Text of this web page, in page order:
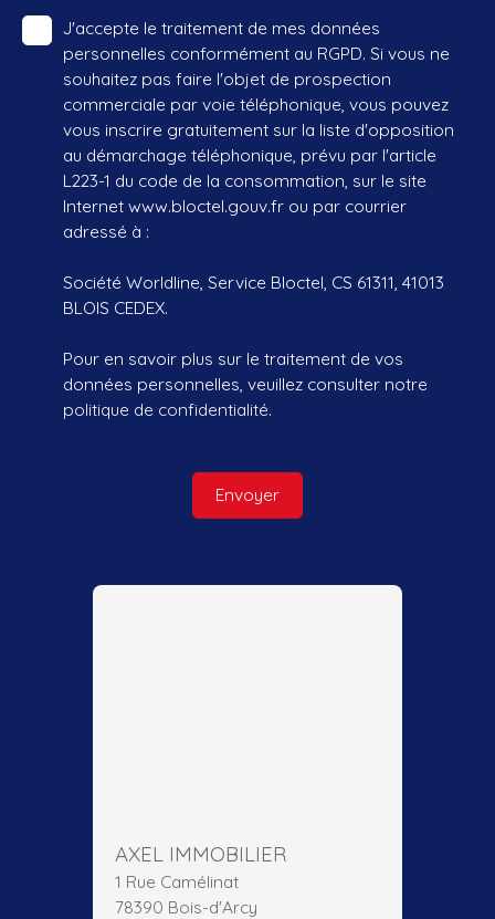
J'accepte le traitement de mes données
personnelles conformément au RGPD. Si vous ne
souhaitez pas faire l'objet de prospection
commerciale par voie téléphonique, vous pouvez
vous inscrire gratuitement sur la liste d'opposition
au démarchage téléphonique, prévu par l'article
L223-1 du code de la consommation, sur le site
Internet www.bloctel.gouv.fr ou par courrier
adressé à :
Société Worldline, Service Bloctel, CS 61311, 41013
BLOIS CEDEX.
Pour en savoir plus sur le traitement de vos
données personnelles, veuillez consulter notre
politique de confidentialité.
Envoyer
AXEL IMMOBILIER
1 Rue Camélinat
78390 Bois-d'Arcy